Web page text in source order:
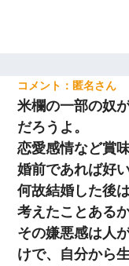
匿名
米欄の一部の奴
だろうよ。
恋愛感情など賞
婚前であれば好
何故結婚した後
考えたことある
その嫌悪感は人
けで、自分から